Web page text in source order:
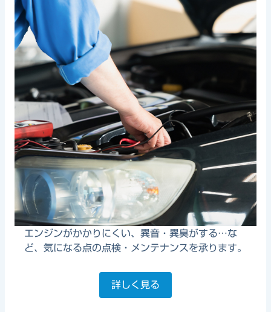
エンジンがかかりにくい、異音・異臭がする…な
ど、気になる点の点検・メンテナンスを承ります。
詳しく見る